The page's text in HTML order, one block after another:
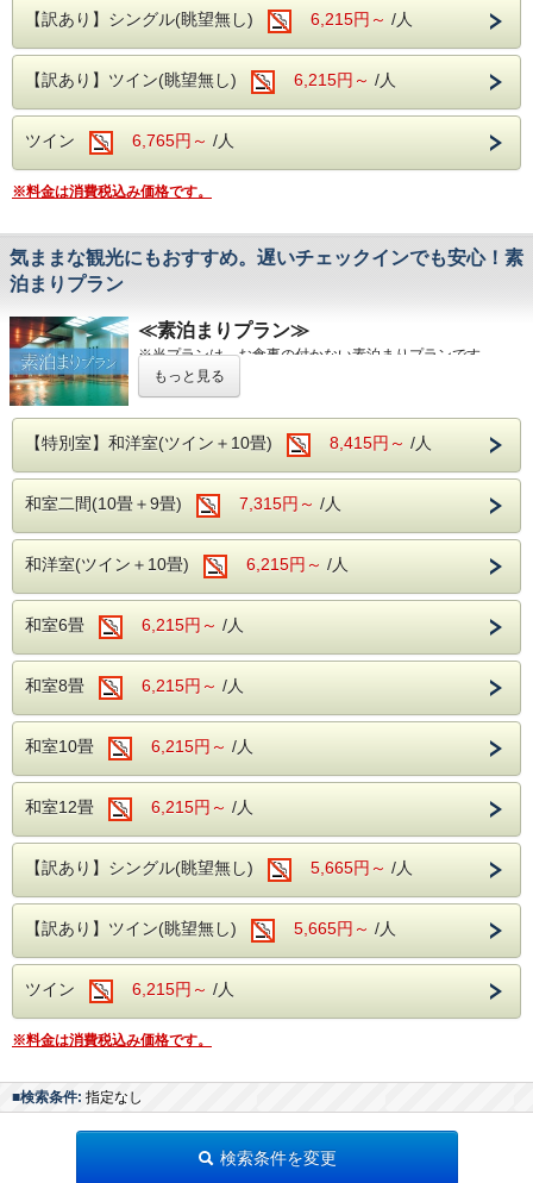
松本駅から無料送迎バス運行（事前予約
制）
前日までのお電話でのご予約をお願いいたします。
ホテル発 10:00
松本駅発 15:00／16:15
チェックアウト時間のご案内
ゆとりある朝のひとときをお過ごしください。
無料駐車場
契約駐車場をご用意しております。
ご到着の際はフロントへお立ち寄りください。番号札をお渡
しし、駐車場をご案内いたします。
松本駅とホテル間の無料送迎バスを運行しております。
【ホテル発】10:00
【松本駅発】15:00／16:15
ください。
チェックアウト時間
皆様のご予約・ご来館を心よりお待ちしております。
【訳あり】シングル(眺望無し) 6,215円～ /人
【訳あり】ツイン(眺望無し) 6,215円～ /人
ツイン 6,765円～ /人
※料金は消費税込み価格です。
気ままな観光にもおすすめ。遅いチェックインでも安心！素
泊まりプラン
≪素泊まりプラン≫
※当プランは、お食事の付かない素泊まりプランです。
お食事の時間を気にせず、自由に観光やビジネスを楽しみた
い方におすすめです。
ンでご利用いただけます。直前のご予約も承っておりますの
で、急なご旅行にもお気軽にご利用ください。
浅間温泉
開湯約1,000年の歴史を誇る浅間温泉は、かつて正岡子規や
与謝野晶子など、多くの文人墨客にも愛された名湯です。
北アルプスと松本平を望む落ち着いた温泉地で、肌あたりの
やさしい天然温泉をご堪能ください。湯冷めしにくく、体の
芯まで温まる泉質が魅力です。
混合泉）
効能：神経痛・筋肉痛・関節痛・疲労回復など
館内無料施設
意しております。
お申し付けください。
無料駐車場
ご到着の際はフロントへお立ち寄りください。番号札をお渡
無料送迎バス（要予約）
松本駅とホテル間の無料送迎バスを運行しております。
【松本駅発】15:00／16:15
ください。
ックアウト時間は11:00となっております。
皆様のご予約・ご来館を心よりお待ちしております。
もっと見る
【特別室】和洋室(ツイン＋10畳) 8,415円～ /人
和室二間(10畳＋9畳) 7,315円～ /人
和洋室(ツイン＋10畳) 6,215円～ /人
和室6畳 6,215円～ /人
和室8畳 6,215円～ /人
和室10畳 6,215円～ /人
和室12畳 6,215円～ /人
【訳あり】シングル(眺望無し) 5,665円～ /人
【訳あり】ツイン(眺望無し) 5,665円～ /人
ツイン 6,215円～ /人
※料金は消費税込み価格です。
■検索条件: 指定なし
検索条件を変更